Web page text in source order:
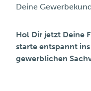
Deine
Hol Dir jetzt Deine
starte entspannt
gewerblichen